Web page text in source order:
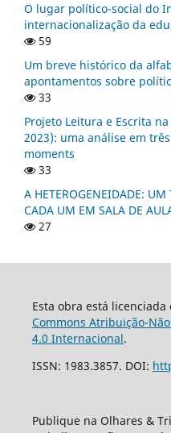
O lugar político-social do
internacionalização da
59
Um breve histórico da
apontamentos sobre
33
Projeto Leitura e Escrita
2023): uma análise em
moments
33
A HETEROGENEIDADE: UM
CADA UM EM SALA DE
27
Esta obra está licenciada
Commons Atribuição-
4.0 Internacional.
ISSN: 1983.3857. DOI:
Publique na Olhares &